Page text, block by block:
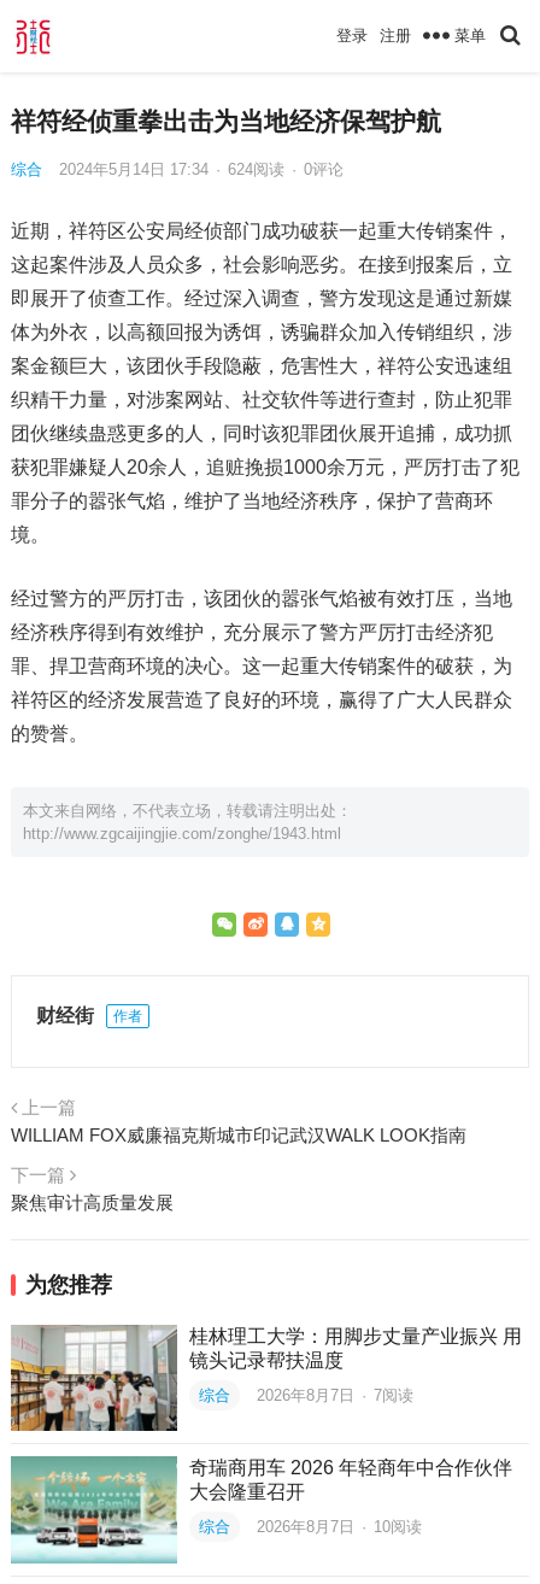
登录 注册 菜单
祥符经侦重拳出击为当地经济保驾护航
综合 2024年5月14日 17:34 · 624阅读 · 0评论
近期，祥符区公安局经侦部门成功破获一起重大传销案件，
这起案件涉及人员众多，社会影响恶劣。在接到报案后，立
即展开了侦查工作。经过深入调查，警方发现这是通过新媒
体为外衣，以高额回报为诱饵，诱骗群众加入传销组织，涉
案金额巨大，该团伙手段隐蔽，危害性大，祥符公安迅速组
织精干力量，对涉案网站、社交软件等进行查封，防止犯罪
团伙继续蛊惑更多的人，同时该犯罪团伙展开追捕，成功抓
获犯罪嫌疑人20余人，追赃挽损1000余万元，严厉打击了犯
罪分子的嚣张气焰，维护了当地经济秩序，保护了营商环
境。
经过警方的严厉打击，该团伙的嚣张气焰被有效打压，当地
经济秩序得到有效维护，充分展示了警方严厉打击经济犯
罪、捍卫营商环境的决心。这一起重大传销案件的破获，为
祥符区的经济发展营造了良好的环境，赢得了广大人民群众
的赞誉。
本文来自网络，不代表立场，转载请注明出处：
http://www.zgcaijingjie.com/zonghe/1943.html
财经街 作者
上一篇
WILLIAM FOX威廉福克斯城市印记武汉WALK LOOK指南
下一篇
聚焦审计高质量发展
为您推荐
桂林理工大学：用脚步丈量产业振兴 用
镜头记录帮扶温度
综合 2026年8月7日 · 7阅读
奇瑞商用车 2026 年轻商年中合作伙伴
大会隆重召开
综合 2026年8月7日 · 10阅读